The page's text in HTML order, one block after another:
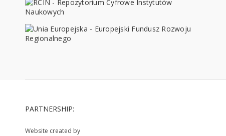
PARTNERSHIP:
Website created by